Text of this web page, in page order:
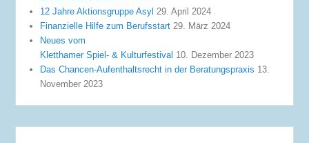
12 Jahre Aktionsgruppe Asyl 29. April 2024
Finanzielle Hilfe zum Berufsstart 29. März 2024
Neues vom
Kletthamer Spiel- & Kulturfestival 10. Dezember 2023
Das Chancen-Aufenthaltsrecht in der Beratungspraxis 13.
November 2023